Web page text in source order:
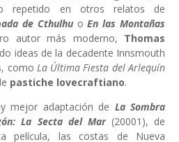
repetido en otros relatos de
de Cthulhu oEn las Montañas
autor más moderno, Thomas
ideas de la decadente Innsmouth
como La Última Fiesta del Arlequín
pastiche lovecraftiano.
mejor adaptación de La Sombra
La Secta del Mar (20001), de
película, las costas de Nueva